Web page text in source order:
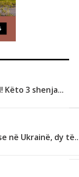
Këto 3 shenja...
në Ukrainë, dy